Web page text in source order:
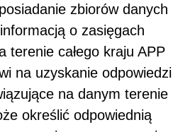
zbiorów danych
o zasięgach
terenie całego kraju APP
na uzyskanie odpowiedzi
na danym terenie
określić odpowiednią